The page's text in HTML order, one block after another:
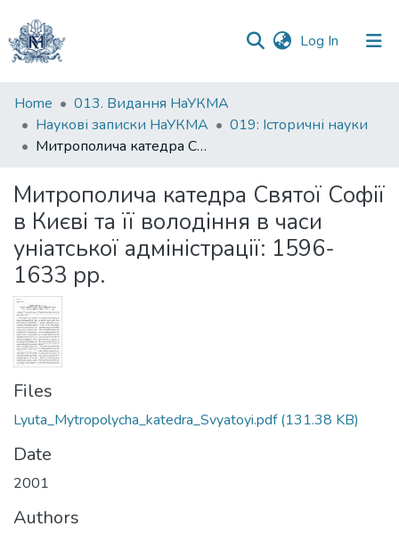
Log In (current)
Communities
&
Collections
Statistics
Home
013. Видання НаУКМА
Наукові записки НаУКМА
019: Історичні науки
Митрополича катедра Святої Софії в Києві та її володіння в часи уніатської адміністрації: 1596-1633 рр.
Митрополича катедра Святої Софії
в Києві та її володіння в часи
уніатської адміністрації: 1596-
1633 рр.
Files
Lyuta_Mytropolycha_katedra_Svyatoyi.pdf(131.38 KB)
Date
2001
Authors